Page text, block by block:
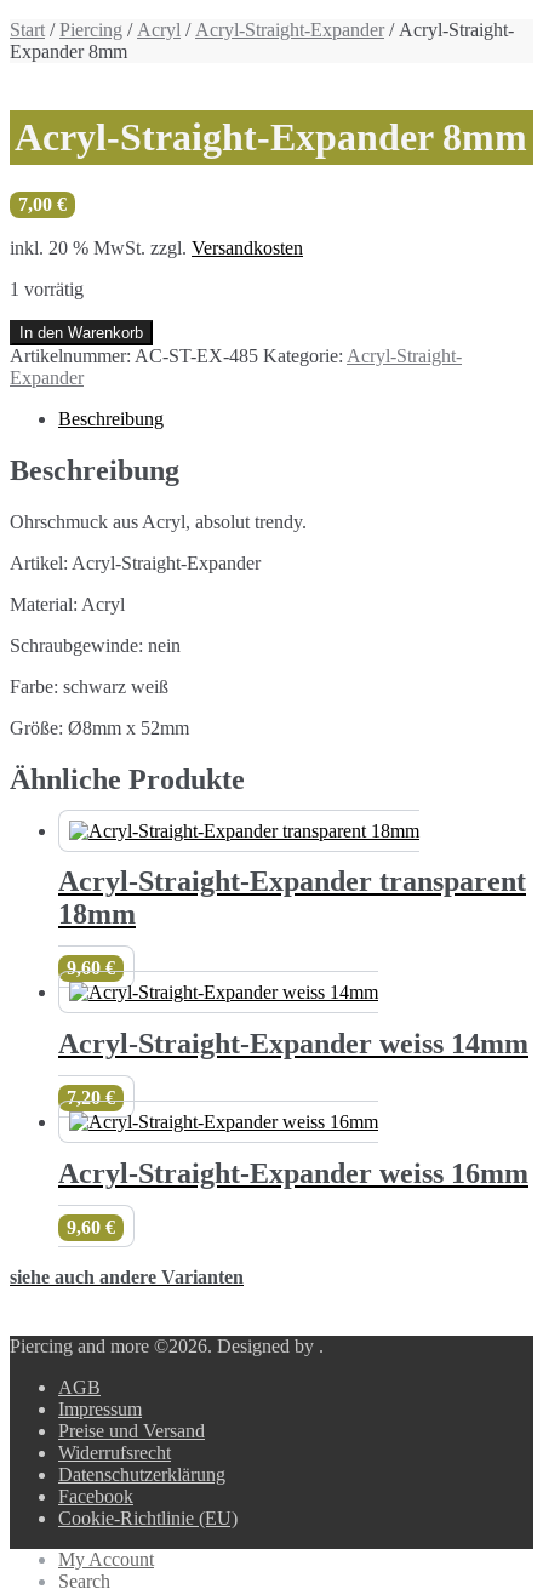
Start /Piercing / Acryl / Acryl-Straight-Expander/ Acryl-Straight-
Expander 8mm
Acryl-Straight-Expander 8mm
7,00 €
inkl. 20 % MwSt. zzgl. Versandkosten
1 vorrätig
Acryl-
Straight-
Expander
8mm
Menge
In den Warenkorb
Artikelnummer: AC-ST-EX-485 Kategorie: Acryl-Straight-
Expander
Beschreibung
Beschreibung
Ohrschmuck aus Acryl, absolut trendy.
Artikel: Acryl-Straight-Expander
Material: Acryl
Schraubgewinde: nein
Farbe: schwarz weiß
Größe: Ø8mm x 52mm
Ähnliche Produkte
Acryl-Straight-Expander transparent
18mm
9,60€
Acryl-Straight-Expander weiss 14mm
7,20€
Acryl-Straight-Expander weiss 16mm
9,60 €
siehe auch andere Varianten
Piercing and more ©2026. Designed by .
AGB
Impressum
Preise und Versand
Widerrufsrecht
Datenschutzerklärung
Facebook
Cookie-Richtlinie (EU)
My Account
Search